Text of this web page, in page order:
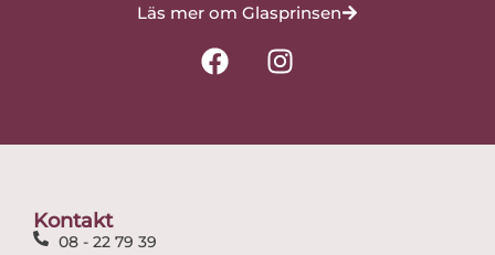
Läs mer om Glasprinsen
F
a
I
n
Kontakt
08 - 22 79 39